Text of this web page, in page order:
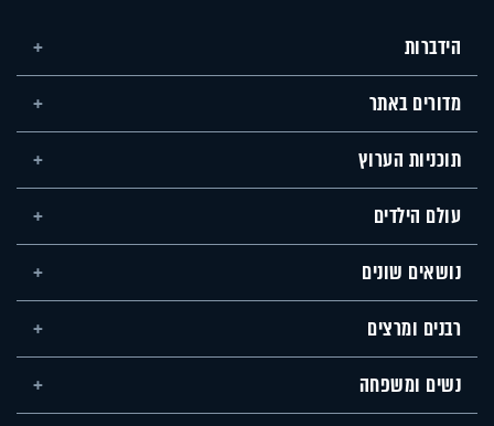
הידברות
מדורים באתר
תוכניות הערוץ
עולם הילדים
נושאים שונים
רבנים ומרצים
נשים ומשפחה